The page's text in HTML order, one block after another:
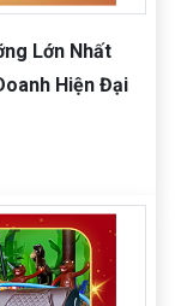
Lớn Nhất
Hiện Đại